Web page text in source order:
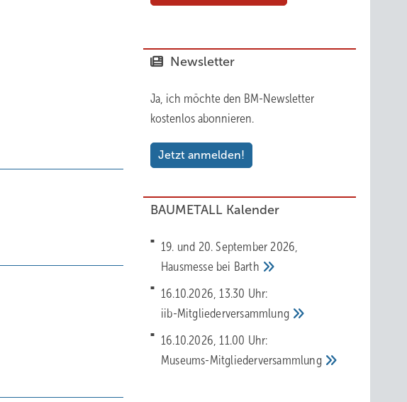
Newsletter
Ja, ich möchte den BM-Newsletter
kostenlos abonnieren.
Jetzt anmelden!
BAUMETALL Kalender
19. und 20. September 2026,
Hausmesse bei Barth
16.10.2026, 13.30 Uhr:
iib-Mitgliederversammlung
16.10.2026, 11.00 Uhr:
Museums-Mitgliederversammlung